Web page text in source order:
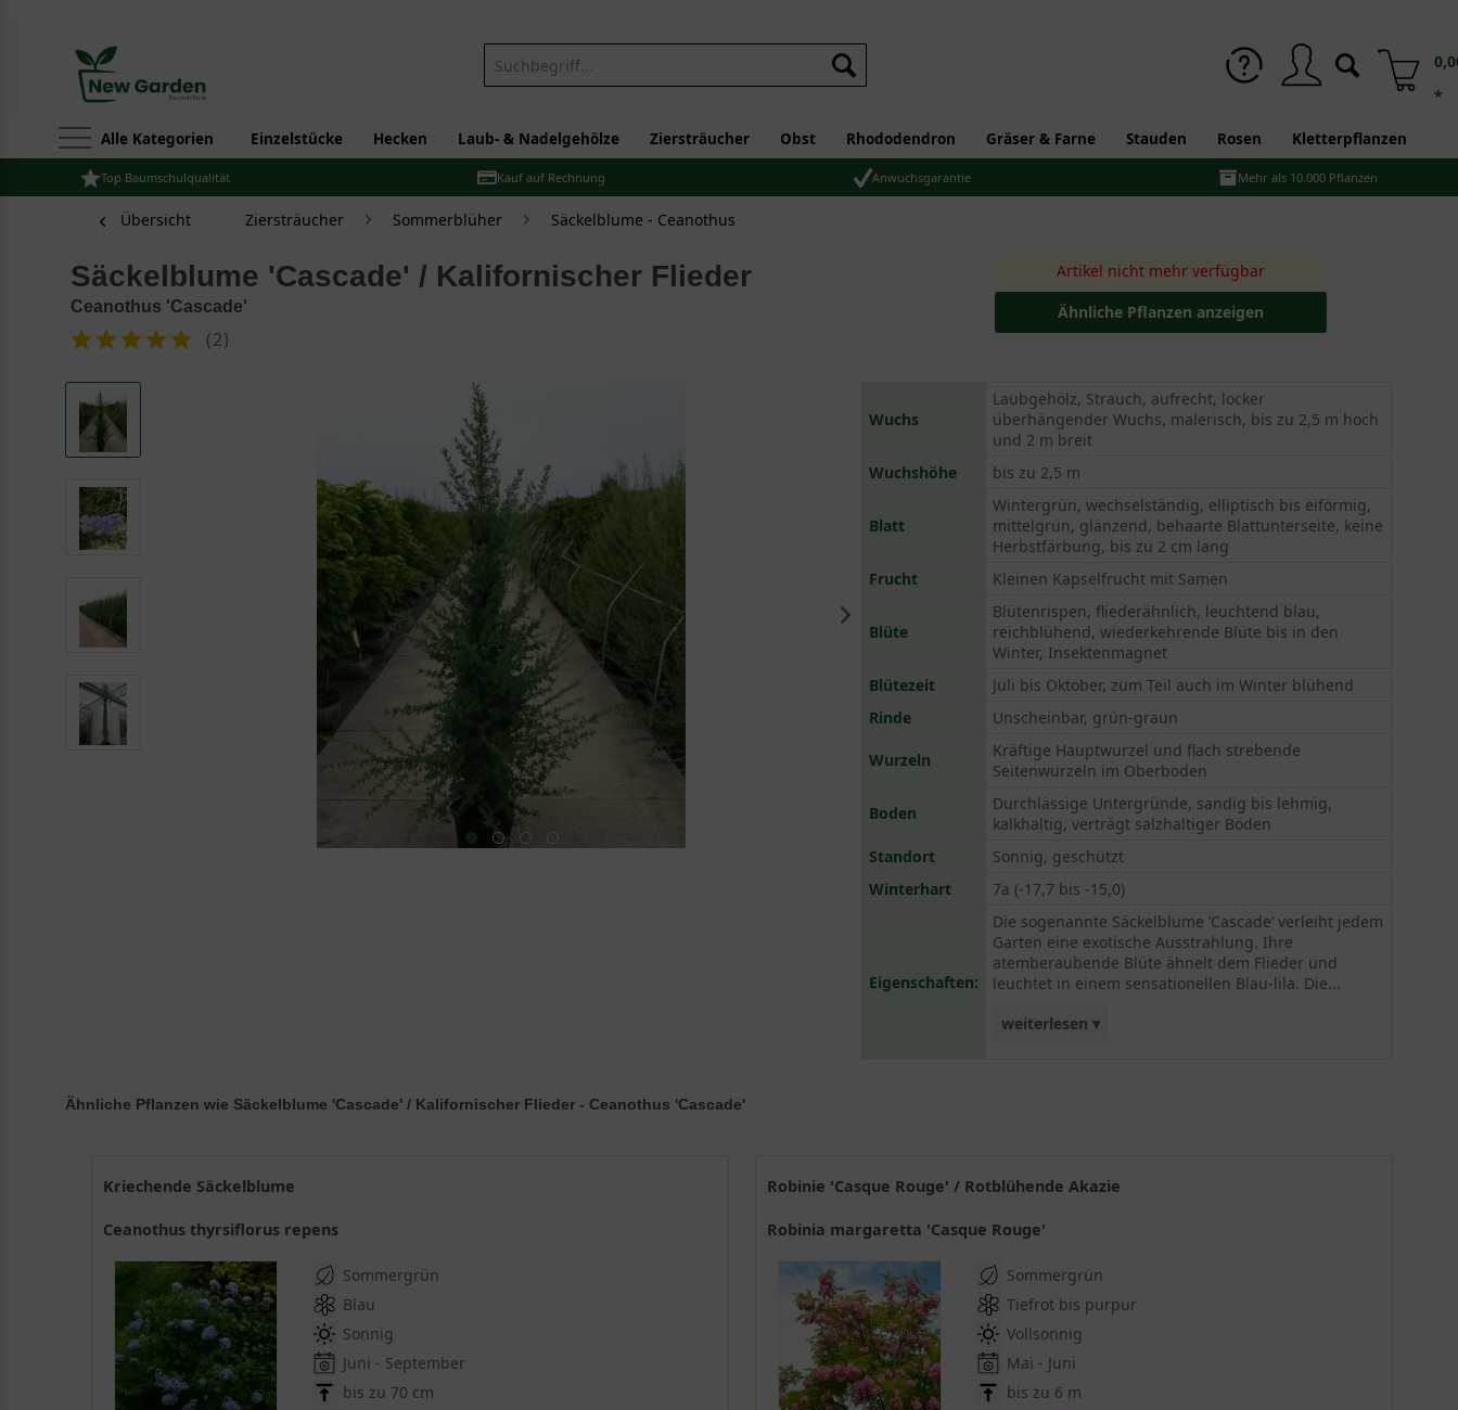
*
Alle Kategorien Einzelstücke Hecken Laub- & Nadelgehölze Ziersträucher Obst Rhododendron Gräser & Farne Stauden Rosen Kletterpflanzen
Top Baumschulqualität Kauf auf Rechnung Anwuchsgarantie Mehr als 10.000 Pflanzen
Übersicht Ziersträucher Sommerblüher Säckelblume - Ceanothus
Säckelblume 'Cascade' / Kalifornischer Flieder
Ceanothus 'Cascade'
(2)
Artikel nicht mehr verfügbar
Ähnliche Pflanzen anzeigen
Wuchs
Laubgehölz, Strauch, aufrecht, locker
überhängender Wuchs, malerisch, bis zu 2,5 m hoch
und 2 m breit
Wuchshöhe
bis zu 2,5 m
Blatt
Wintergrün, wechselständig, elliptisch bis eiförmig,
mittelgrün, glänzend, behaarte Blattunterseite, keine
Herbstfärbung, bis zu 2 cm lang
Frucht
Kleinen Kapselfrucht mit Samen
Blüte
Blütenrispen, fliederähnlich, leuchtend blau,
reichblühend, wiederkehrende Blüte bis in den
Winter, Insektenmagnet
Blütezeit
Juli bis Oktober, zum Teil auch im Winter blühend
Rinde
Unscheinbar, grün-graun
Wurzeln
Kräftige Hauptwurzel und flach strebende
Seitenwurzeln im Oberboden
Boden
Durchlässige Untergründe, sandig bis lehmig,
kalkhaltig, verträgt salzhaltiger Böden
Standort
Sonnig, geschützt
Winterhart
7a (-17,7 bis -15,0)
Eigenschaften:
Die sogenannte Säckelblume ’Cascade‘ verleiht jedem
Garten eine exotische Ausstrahlung. Ihre
atemberaubende Blüte ähnelt dem Flieder und
leuchtet in einem sensationellen Blau-lila. Die...
weiterlesen ▾
in der Jugend mit einem Winterschutz versehen
werden.
Ähnliche Pflanzen wie Säckelblume 'Cascade' / Kalifornischer Flieder - Ceanothus 'Cascade'
Robinie 'Casque Rouge' / Rotblühende Akazie
Robinia margaretta 'Casque Rouge'
Sommergrün
Tiefrot bis purpur
Vollsonnig
Mai - Juni
bis zu 6 m
Kriechende Säckelblume
Ceanothus thyrsiflorus repens
Sommergrün
Blau
Sonnig
Juni - September
bis zu 70 cm